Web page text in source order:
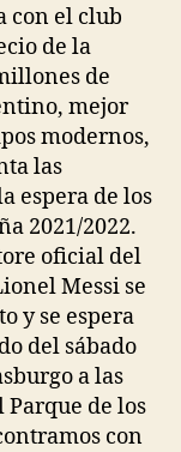
con el club
de la
de
mejor
modernos,
las
espera de los
2021/2022.
oficial del
Messi se
y se espera
del sábado
a las
Parque de los
con